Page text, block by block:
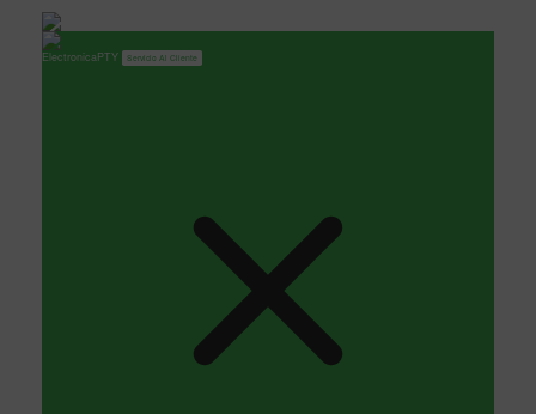
ElectronicaPTY Servicio Al Cliente